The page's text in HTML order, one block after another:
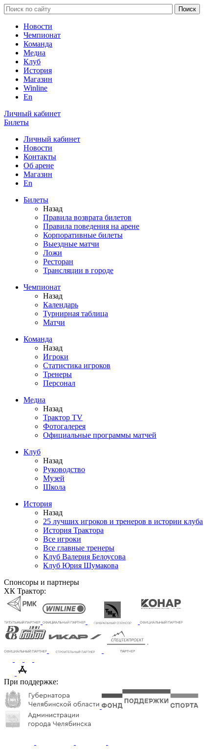
Новости
Чемпионат
Команда
Медиа
Клуб
История
Магазин
Winline
En
Личный кабинет
Билеты
Личный кабинет
Новости
Контакты
Об арене
Магазин
En
Билеты
Назад
Правила возврата билетов
Правила поведения на арене
Корпоративные билеты
Выездные матчи
Ложи
Ресторан
Трансляции в городе
Чемпионат
Назад
Календарь
Турнирная таблица
Матчи
Команда
Назад
Игроки
Статистика игроков
Тренеры
Персонал
Медиа
Назад
Трактор TV
Фотогалерея
Официальные программы матчей
Клуб
Назад
Руководство
Музей
Школа
История
Назад
25 лучших игроков и тренеров в истории клуба
История Трактора
Все игроки
Все главные тренеры
Клуб Валерия Белоусова
Клуб Юрия Шумакова
Спонсоры и партнеры
ХК Трактор:
При поддержке: